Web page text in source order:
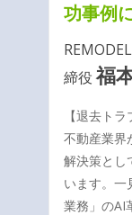
功事例
締役福
【退去ト
不動産業界
解決策とし
います。一
業務」のAI